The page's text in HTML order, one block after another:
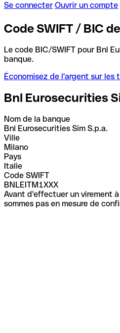
Se connecter Ouvrir un compte
Code SWIFT / BIC
Le code BIC/SWIFT pour Bnl
banque.
Économisez de l'argent sur les
Bnl Eurosecurities
Nom de la banque
Bnl Eurosecurities Sim S.p.a.
Ville
Milano
Pays
Italie
Code SWIFT
BNLEITM1XXX
Avant d'effectuer un virement
sommes pas en mesure de